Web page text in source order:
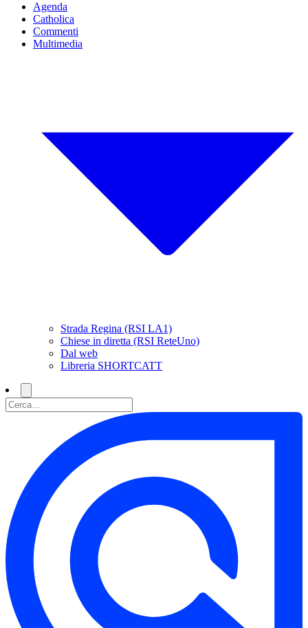
Agenda
Catholica
Commenti
Multimedia
Strada Regina (RSI LA1)
Chiese in diretta (RSI ReteUno)
Dal web
Libreria SHORTCATT